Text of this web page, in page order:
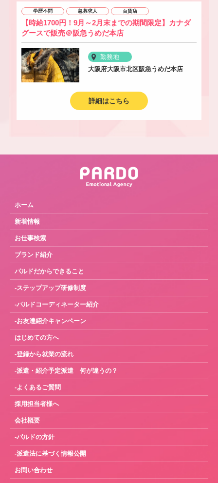
学歴不問 急募求人 百貨店
【時給1700円！9月～2月末までの期間限定】カナダ
グースで販売＠阪急うめだ本店
勤務地
大阪府大阪市北区阪急うめだ本店
詳細はこちら
ホーム
新着情報
お仕事検索
ブランド紹介
パルドだからできること
-ステップアップ研修制度
-パルドコーディネーター紹介
-お友達紹介キャンペーン
はじめての方へ
-登録から就業の流れ
-派遣・紹介予定派遣 何が違うの？
-よくあるご質問
採用担当者様へ
会社概要
-パルドの方針
-派遣法に基づく情報公開
お問い合わせ